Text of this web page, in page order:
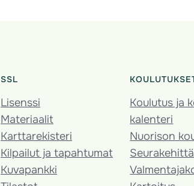
SSL
Lisenssi
Materiaalit
Karttarekisteri
Kilpailut ja tapahtumat
Kuvapankki
Koulutus ja
kalenteri
Nuorison